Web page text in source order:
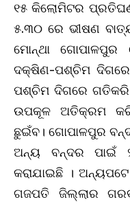
୧୫ କିଲୋମିଟର
୫.୩୦ ରେ ଭୀଷଣ
ମୋନ୍ଥା
ଦକ୍ଷିଣ-ପଶ୍ଚିମ
ପଶ୍ଚିମ ଦିଗରେ ଗତିକରି
ଉପକୂଳ ଅତିକ୍ରମ କରି
ଛୁଇଁବ। ଗୋପାଳପୁର
ଅନ୍ୟ ବନ୍ଦର ପାଇଁ
କରାଯାଇଛି । ଅନ୍ୟପଟେ
ଗଜପତି ଜିଲ୍ଲାର